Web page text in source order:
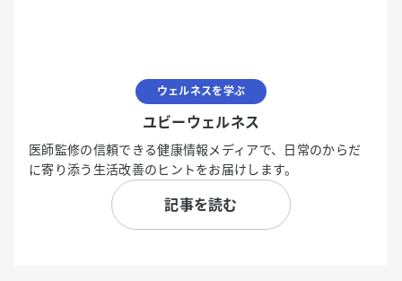
ウェルネスを学ぶ
ユビーウェルネス
医師監修の信頼できる健康情報メディアで、日常のからだ
に寄り添う生活改善のヒントをお届けします。
記事を読む